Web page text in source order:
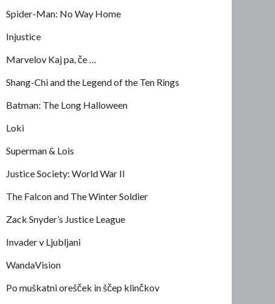
Spider-Man: No Way Home
Injustice
Marvelov Kaj pa, če …
Shang-Chi and the Legend of the Ten Rings
Batman: The Long Halloween
Loki
Superman & Lois
Justice Society: World War II
The Falcon and The Winter Soldier
Zack Snyder’s Justice League
Invader v Ljubljani
WandaVision
Po muškatni orešček in ščep klinčkov